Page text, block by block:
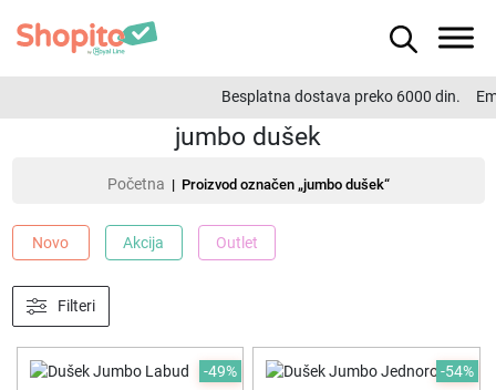
Besplatna dostava preko 6000 din.
jumbo dušek
Početna | Proizvod označen „jumbo dušek“
Novo Akcija Outlet
Filteri
-49% -54%